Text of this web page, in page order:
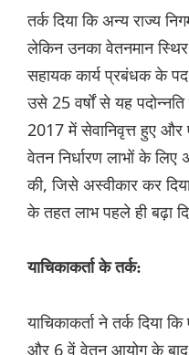
तर्क दिया कि अन्य राज्य
लेकिन उनका वेतनमान स्थिर
सहायक कार्य प्रबंधक के पद
उसे 25 वर्षों से यह पदोन्नति
2017 में सेवानिवृत्त हुए
वेतन निर्धारण लाभों के
की, जिसे अस्वीकार कर
के तहत लाभ पहले ही बढ़ा
याचिकाकर्ता के तर्क:
याचिकाकर्ता ने तर्क
और 6 वें वेतन आयोग के